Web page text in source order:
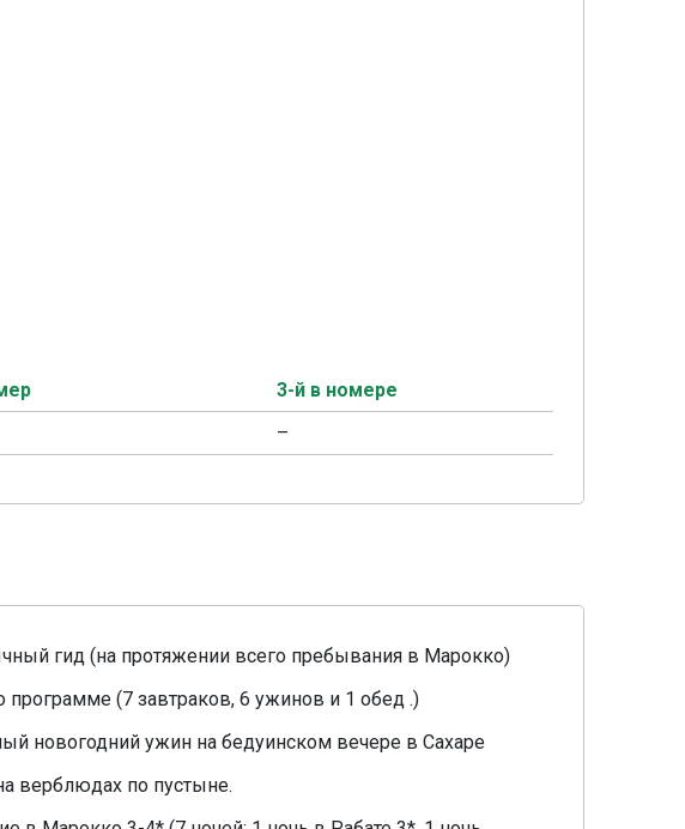
3-й в номере
–
гид (на протяжении всего пребывания в Марокко)
программе (7 завтраков, 6 ужинов и 1 обед .)
новогодний ужин на бедуинском вечере в Сахаре
верблюдах по пустыне.